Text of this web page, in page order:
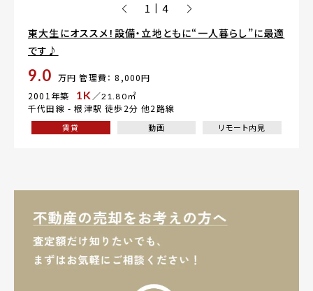
1 | 4
東大生にオススメ！設備・立地ともに“一人暮らし”に最適
です♪
9.0 万円 管理費： 8,000円
2001年築
1K ／21.80㎡
千代田線 -根津駅 徒歩2分 他2路線
賃貸 動画 リモート内見